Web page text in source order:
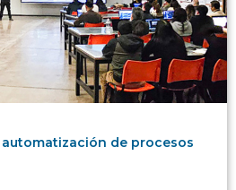
de procesos